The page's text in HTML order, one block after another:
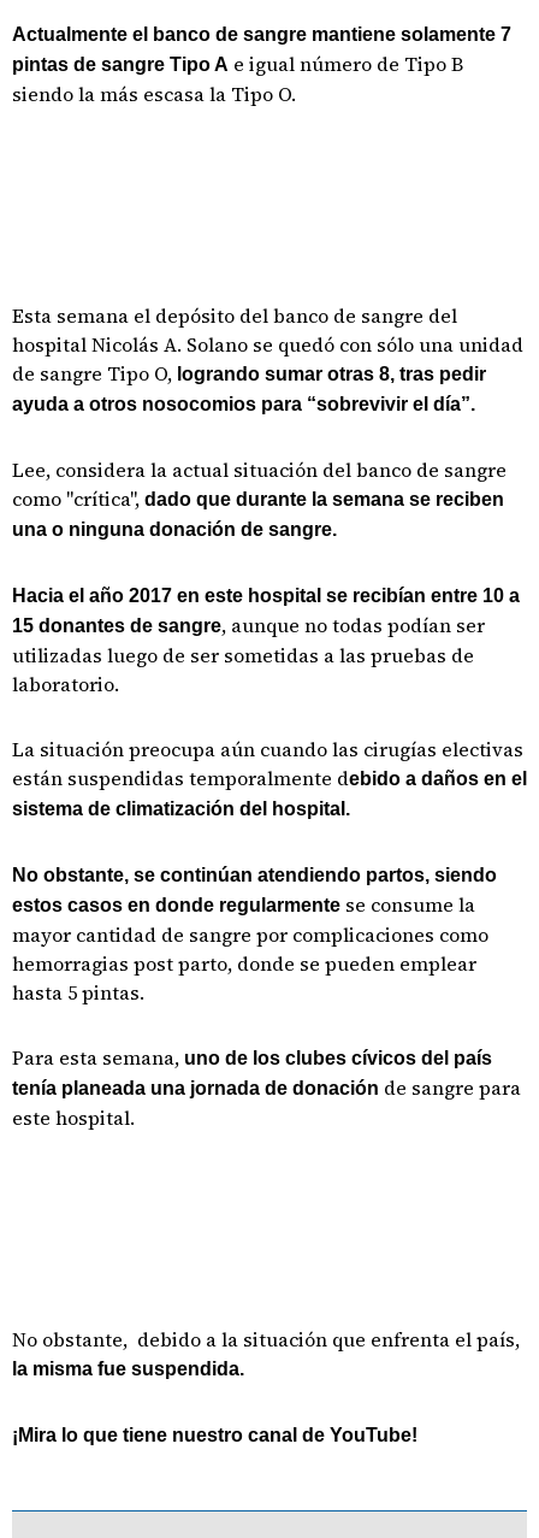
Actualmente el banco de sangre mantiene solamente 7
pintas de sangre Tipo A e igual número de Tipo B
siendo la más escasa la Tipo O.
Esta semana el depósito del banco de sangre del
hospital Nicolás A. Solano se quedó con sólo una unidad
de sangre Tipo O, logrando sumar otras 8, tras pedir
ayuda a otros nosocomios para “sobrevivir el día”.
Lee, considera la actual situación del banco de sangre
como "crítica", dado que durante la semana se reciben
una o ninguna donación de sangre.
Hacia el año 2017 en este hospital se recibían entre 10 a
15 donantes de sangre, aunque no todas podían ser
utilizadas luego de ser sometidas a las pruebas de
laboratorio.
La situación preocupa aún cuando las cirugías electivas
están suspendidas temporalmente debido a daños en el
sistema de climatización del hospital.
No obstante, se continúan atendiendo partos, siendo
estos casos en donde regularmente se consume la
mayor cantidad de sangre por complicaciones como
hemorragias post parto, donde se pueden emplear
hasta 5 pintas.
Para esta semana, uno de los clubes cívicos del país
tenía planeada una jornada de donación de sangre para
este hospital.
No obstante, debido a la situación que enfrenta el país,
la misma fue suspendida.
¡Mira lo que tiene nuestro canal de YouTube!